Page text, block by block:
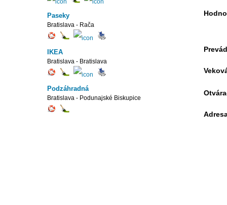
Paseky
Bratislava - Rača
IKEA
Bratislava - Bratislava
Podzáhradná
Bratislava - Podunajské Biskupice